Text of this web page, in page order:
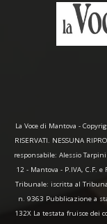
La Voce di Mantova -
RISERVATI. NESSUNA
responsabile: Alessio
12 - Mantova - P.IVA, C.F.
Tribunale: iscritta al
n. 9363 Pubblicazione a
132X La testata fruisce dei